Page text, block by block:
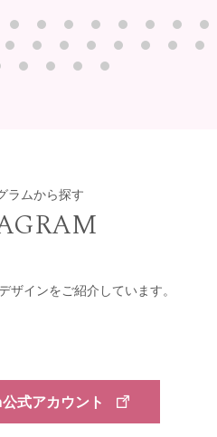
ラムから探す
インをご紹介しています。
式アカウント